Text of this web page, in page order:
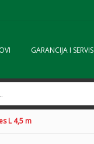
GARANCIJA I SERVIS
L 4,5 m